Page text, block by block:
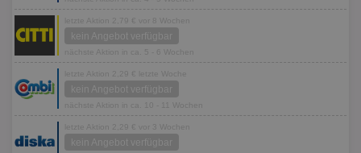
letzte Aktion 2,79 € vor 8 Wochen
kein Angebot verfügbar
nächste Aktion in ca. 5 - 6 Wochen
letzte Aktion 2,29 € letzte Woche
kein Angebot verfügbar
nächste Aktion in ca. 10 - 11 Wochen
letzte Aktion 2,29 € vor 3 Wochen
kein Angebot verfügbar